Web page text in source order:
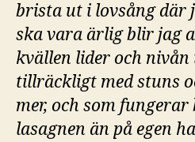
brista ut i lovsång där
ska vara ärlig blir jag
kvällen lider och
tillräckligt med stuns
mer, och som
lasagnen än på egen